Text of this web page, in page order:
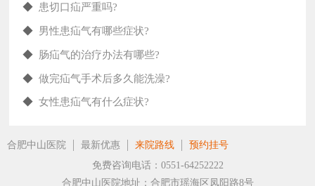
◆ 患切口疝严重吗?
◆ 男性患疝气有哪些症状?
◆ 肠疝气的治疗办法有哪些?
◆做完疝气手术后多久能洗澡?
◆女性患疝气有什么症状?
合肥中山医院 最新优惠 来院路线
预约挂号
免费咨询电话：0551-64252222
合肥中山医院地址：合肥市瑶海区凤阳路8号